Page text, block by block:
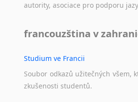
autority, asociace pro podporu
francouzština v
Studium ve Francii
Soubor odkazů užitečných všem,
zkušenosti studentů.